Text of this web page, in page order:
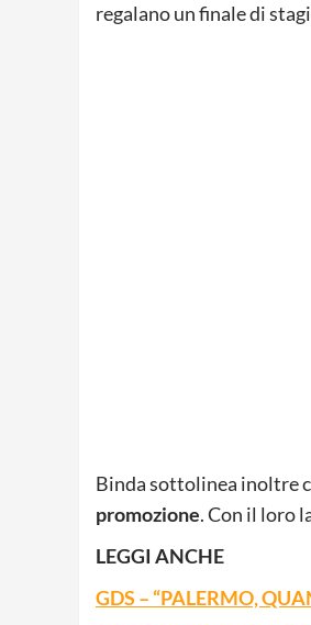
regalano un finale di
Binda sottolinea inoltre
promozione. Con il loro
LEGGI ANCHE
GDS – “PALERMO,